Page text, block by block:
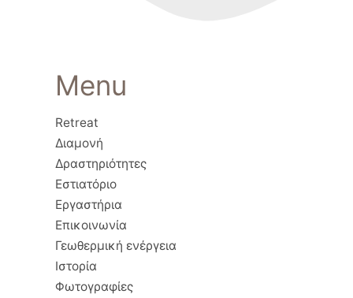
Menu
Retreat
Διαμονή
Δραστηριότητες
Εστιατόριο
Εργαστήρια
Επικοινωνία
Γεωθερμική ενέργεια
Ιστορία
Φωτογραφίες